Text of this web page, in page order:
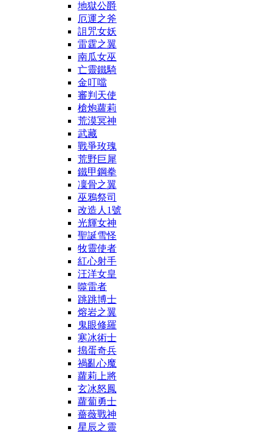
地獄公爵
厄運之斧
詛咒女妖
雷霆之翼
南瓜女巫
亡靈鐵騎
金叮噹
審判天使
槍炮蘿莉
荒漠冥神
武藏
戰爭玫瑰
荒野巨犀
鐵甲鋼拳
凜骨之翼
巫鴉祭司
改造人1號
光輝女神
聖誕雪怪
牧靈使者
紅心射手
汪洋女皇
噬雷者
跳跳博士
熔岩之翼
鬼眼修羅
寒冰術士
搗蛋奇兵
禍亂心魔
蘿莉上將
玄冰怒鳳
蘿蔔勇士
薔薇戰神
星辰之靈